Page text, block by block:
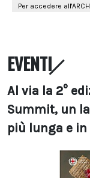
EVENTI
Al via la 2°
Summit, un
più lunga e